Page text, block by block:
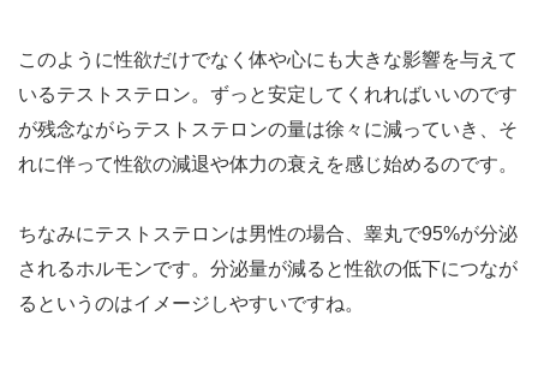
このように性欲だけでなく体や心にも大きな影響を与えて
いるテストステロン。ずっと安定してくれればいいのです
が残念ながらテストステロンの量は徐々に減っていき、そ
れに伴って性欲の減退や体力の衰えを感じ始めるのです。
ちなみにテストステロンは男性の場合、睾丸で95%が分泌
されるホルモンです。分泌量が減ると性欲の低下につなが
るというのはイメージしやすいですね。